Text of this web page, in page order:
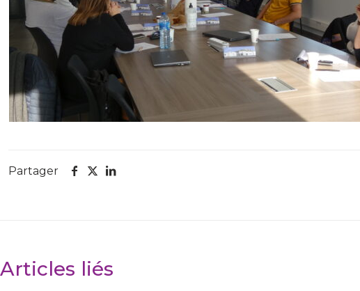
Partager
Articles liés